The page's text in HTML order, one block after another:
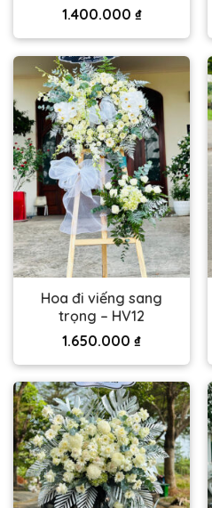
1.400.000 ₫
Hoa đi viếng sang
trọng – HV12
1.650.000 ₫